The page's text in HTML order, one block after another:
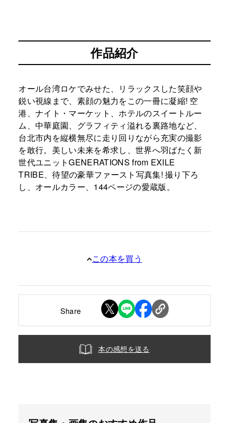
作品紹介
オール台湾ロケでみせた、リラックスした笑顔や
鋭い視線まで、素顔の魅力をこの一冊に凝縮! 空
港、ナイト・マーケット、ホテルのスイートルー
ム、中華庭園、グラフィティ溢れる裏路地など、
台北市内を縦横無尽に走り回りながら充実の撮影
を敢行。美しい未来を希求し、世界へ羽ばたく新
世代ユニットGENERATIONS from EXILE
TRIBE、待望の豪華ファースト写真集! 撮り下ろ
し、オールカラー、144ページの愛蔵版。
この本を買う
Share
本の感想を送る